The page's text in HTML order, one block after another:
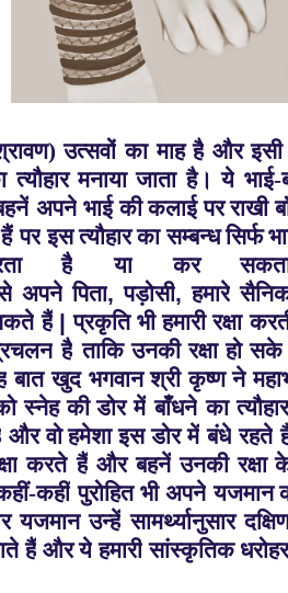
उत्सवों का माह है और इसी
त्यौहार मनाया जाता है। ये भाई-
अपने भाई की कलाई पर राखी
हैं पर इस त्यौहार का सम्बन्ध सिर्फ
है
या
कर
अपने पिता,पड़ोसी,हमारे
हैं |प्रकृति भी हमारी रक्षा
है ताकि उनकी रक्षा हो सके
बात खुद भगवान श्री कृष्ण ने
स्नेह की डोर में बाँधने का
और वो हमेशा इस डोर में बंधे रहते
करते हैं और बहनें उनकी रक्षा
कहीं पुरोहित भी अपने यजमान
यजमान उन्हें सामर्थ्यानुसार
हैं और ये हमारी सांस्कृतिक